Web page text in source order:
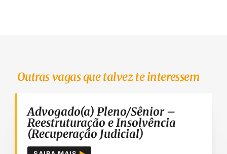
Outras vagas que talvez te interessem
Advogado(a) Pleno/Sênior –
Reestruturação e Insolvência
(Recuperação Judicial)